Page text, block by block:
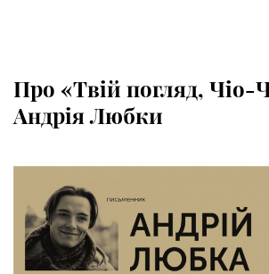
Про «Твій погляд, Чіо-
Андрія Любки